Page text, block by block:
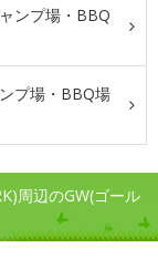
ンプ場・BBQ
プ場・BBQ場
周辺のGW(ゴール